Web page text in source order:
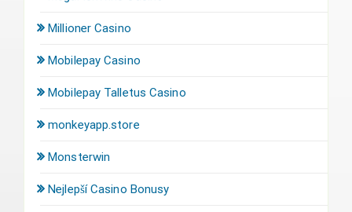
Millioner Casino
Mobilepay Casino
Mobilepay Talletus Casino
monkeyapp.store
Monsterwin
Nejlepší Casino Bonusy